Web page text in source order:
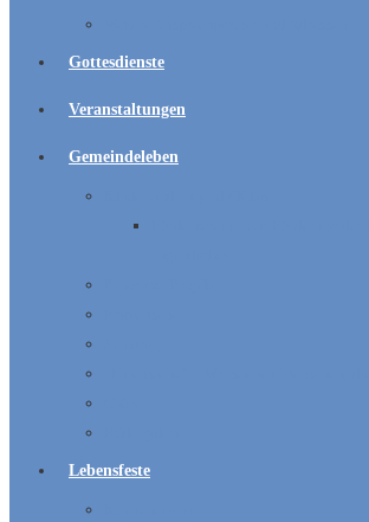
Gottesdienste
Veranstaltungen
Gemeindeleben
Lebensfeste